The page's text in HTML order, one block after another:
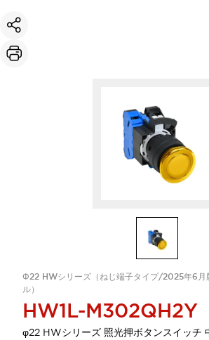
Φ22 HWシリーズ（ねじ端子タイプ/2025年6月
ル）
HW1L-M302QH2Y
φ22 HWシリーズ 照光押ボタンスイッチ